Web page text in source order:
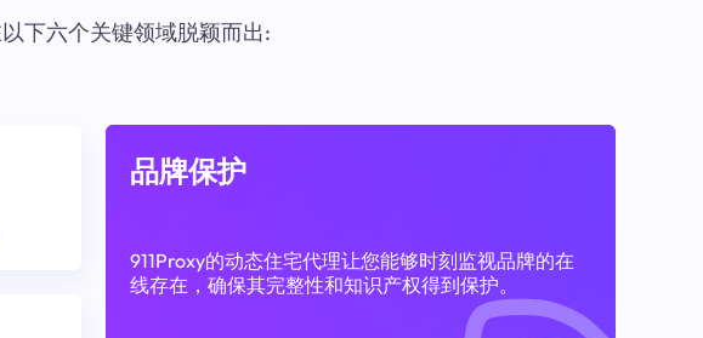
下六个关键领域脱颖而出:
品牌保护
911Proxy的动态住宅代理让您能够时刻监视品牌的在
线存在，确保其完整性和知识产权得到保护。